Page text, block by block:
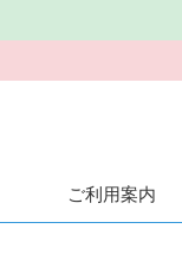
ご利用案内